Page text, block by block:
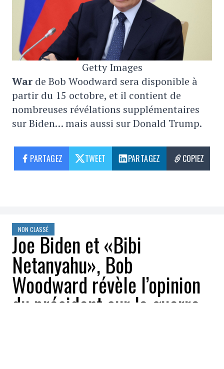
Getty Images
War de Bob Woodward sera disponible à
partir du 15 octobre, et il contient de
nombreuses révélations supplémentaires
sur Biden… mais aussi sur Donald Trump.
PARTAGEZ TWEET PARTAGEZ COPIEZ
NON CLASSÉ
Joe Biden et «Bibi
Netanyahu», Bob
Woodward révèle l’opinion
du président sur la guerre